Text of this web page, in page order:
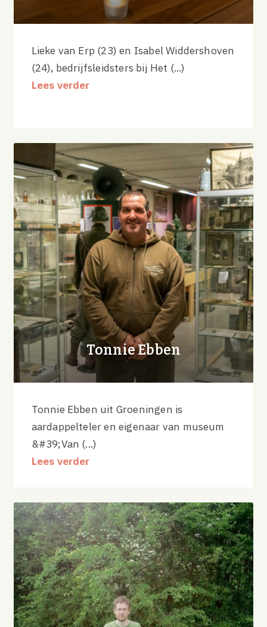
Lieke van Erp (23) en Isabel Widdershoven
(24), bedrijfsleidsters bij Het (...)
Lees verder
Tonnie Ebben
Tonnie Ebben uit Groeningen is
aardappelteler en eigenaar van museum
&#39;Van (...)
Lees verder